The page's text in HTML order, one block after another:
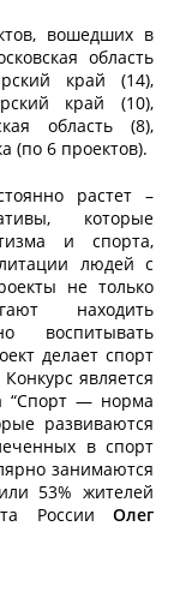
вошедших в
область
край (14),
край (10),
область (8),
(по 6 проектов).
растет –
которые
и спорта,
людей с
не только
находить
воспитывать
делает спорт
является
“Спорт — норма
развиваются
в спорт
занимаются
53% жителей
России Олег